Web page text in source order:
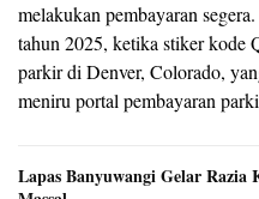
melakukan pembayaran
tahun 2025, ketika stiker kode
parkir di Denver, Colorado,
meniru portal pembayaran
Lapas Banyuwangi Gelar Razia